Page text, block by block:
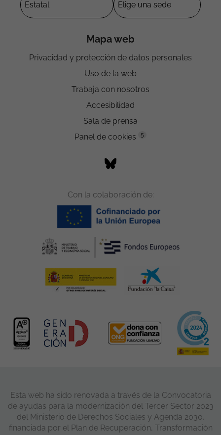
Mapa web
Privacidad y protección de datos personales
Uso de la web
Trabaja con nosotros
Accesibilidad
Sala de prensa
Panel de cookies
5
Con la colaboración de:
Esta web ha sido renovada a través de la Convocatoria
de ayudas para la modernización del Tercer Sector 2023
del Ministerio de Derechos Sociales y Agenda 2030,
financiada por el Plan de Recuperación, Transformación